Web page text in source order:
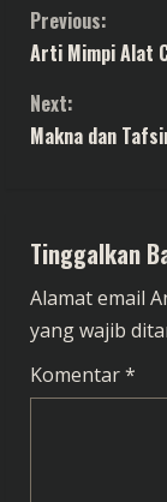
C
o
n
i
n
u
e
Previous:
Arti Mimpi Alat
Next:
Makna dan
Tinggalkan
Alamat email
yang wajib
Komentar*